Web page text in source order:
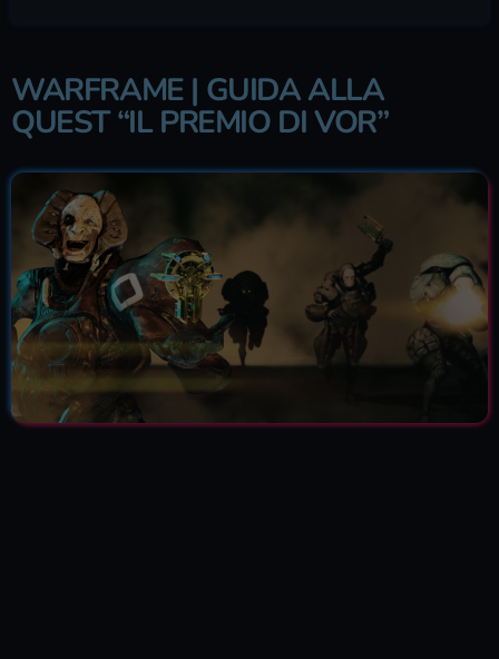
WARFRAME | GUIDA ALLA
QUEST “IL PREMIO DI VOR”